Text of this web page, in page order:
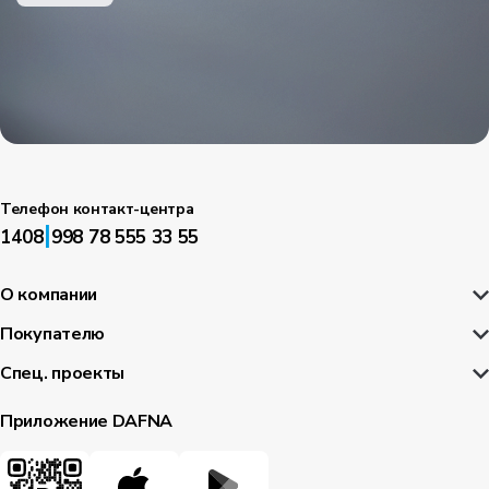
Телефон контакт-центра
1408|998 78 555 33 55
О компании
Покупателю
Спец. проекты
Приложение DAFNA